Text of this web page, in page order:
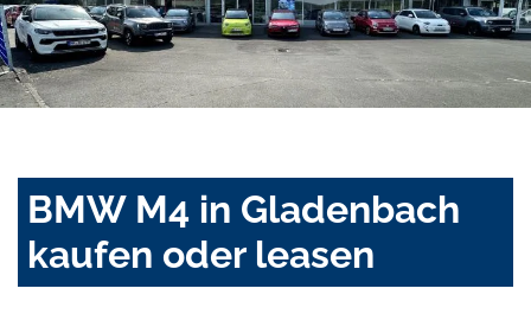
BMW M4 in Gladenbach
kaufen oder leasen